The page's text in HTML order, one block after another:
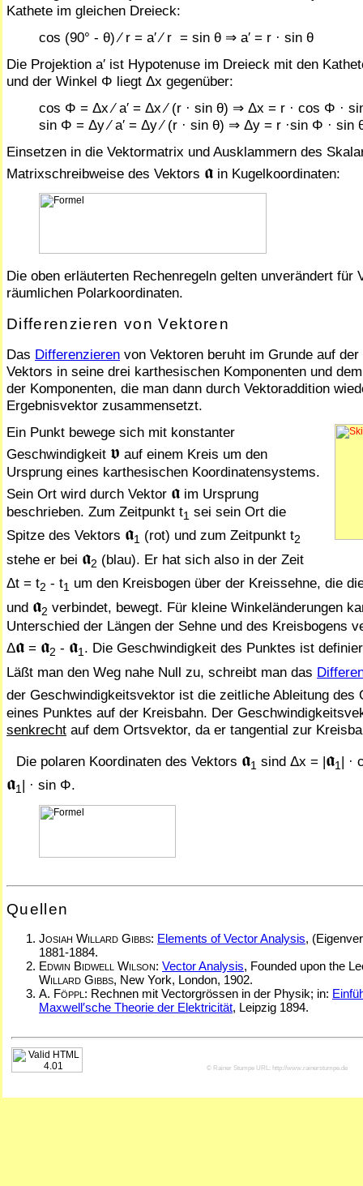
Kathete im gleichen Dreieck:
cos (90° - θ) ⁄ r = a′ ⁄ r = sin θ ⇒ a′ = r · sin θ
Die Projektion a′ ist Hypotenuse im Dreieck mit den
und der Winkel Φ liegt Δx ge­gen­über:
cos Φ = Δx ⁄ a′ = Δx ⁄ (r · sin θ) ⇒ Δx = r · cos Φ ·
sin Φ = Δy ⁄ a′ = Δy ⁄ (r · sin θ) ⇒ Δy = r ·sin Φ · sin
Einsetzen in die Vektormatrix und Ausklammern des
Matrixschreibweise des Vektors 𝖆 in Kugelkoordinaten:
Die oben erläuterten Rechenregeln gelten unverändert für
räumlichen Polarkoordinaten.
Differenzieren von Vektoren
Das Differenzieren von Vektoren beruht im Grunde auf
Vektors in seine drei kar­the­si­schen Komponenten und
der Komponenten, die man dann durch Vektoraddition
Ergebnisvektor zusammensetzt.
Ein Punkt bewege sich mit konstanter
Geschwindigkeit 𝖛 auf einem Kreis um den
Ursprung eines karthesischen Koordinatensystems.
Sein Ort wird durch Vektor 𝖆 im Ursprung
beschrieben. Zum Zeitpunkt t1 sei sein Ort die
Spitze des Vektors 𝖆1 (rot) und zum Zeitpunkt t2
stehe er bei 𝖆2 (blau). Er hat sich also in der Zeit
Δt = t2 - t1 um den Kreisbogen über der Kreissehne, die
und 𝖆2 verbindet, bewegt. Für kleine Winkeländerungen
Unterschied der Längen der Sehne und des Kreisbogens
Δ𝖆 = 𝖆2 - 𝖆1. Die Geschwindigkeit des Punktes ist
Läßt man den Weg nahe Null zu, schreibt man das
der Geschwindigkeitsvektor ist die zeitliche Ableitung
eines Punktes auf der Kreisbahn. Der
senkrecht auf dem Ortsvektor, da er tangential zur
Die polaren Koordinaten des Vektors 𝖆1 sind Δx = |𝖆1 | ·
𝖆1| · sin Φ.
Quellen
Josiah Willard Gibbs: Elements of Vector Analysis,
1881-1884.
Edwin Bidwell Wilson: Vector Analysis, Founded upon the
Willard Gibbs, New York, London, 1902.
A. Föppl : Rechnen mit Vectorgrössen in der Physik; in:
Maxwell′sche Theorie der Elektricität, Leipzig 1894.
© Rainer Stumpe URL: http://www.rainerstumpe.de